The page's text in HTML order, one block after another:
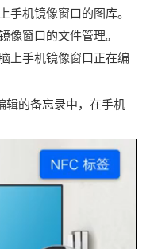
手机镜像窗口的图库。
像窗口的文件管理。
上手机镜像窗口正在编
辑的备忘录中，在手机